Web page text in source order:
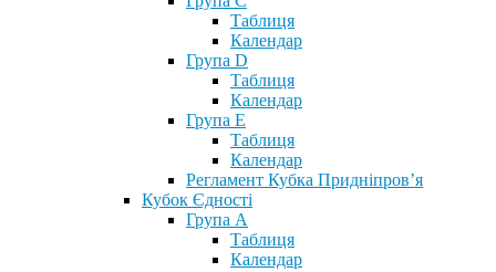
Таблиця
Календар
Група D
Таблиця
Календар
Група Е
Таблиця
Календар
Регламент Кубка Придніпров’я
Кубок Єдності
Група А
Таблиця
Календар